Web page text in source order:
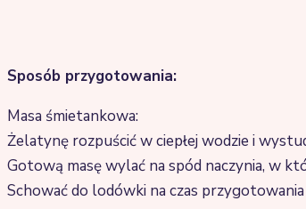
Sposób przygotowania:
Masa śmietankowa:
Żelatynę rozpuścić w ciepłej wodzie i
Gotową masę wylać na spód naczynia, w
Schować do lodówki na czas